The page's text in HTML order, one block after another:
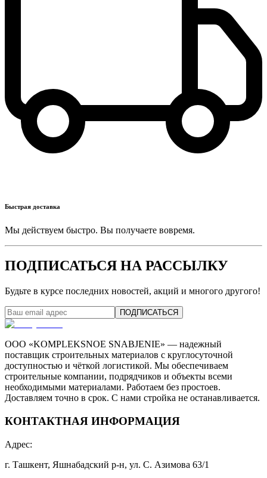
Быстрая доставка
Мы действуем быстро. Вы получаете вовремя.
ПОДПИСАТЬСЯ НА РАССЫЛКУ
Будьте в курсе последних новостей, акций и многого другого!
ПОДПИСАТЬСЯ
ООО «KOMPLEKSNOE SNABJENIE» — надежный
поставщик строительных материалов с круглосуточной
доступностью и чёткой логистикой. Мы обеспечиваем
строительные компании, подрядчиков и объекты всеми
необходимыми материалами. Работаем без простоев.
Доставляем точно в срок. С нами стройка не останавливается.
КОНТАКТНАЯ ИНФОРМАЦИЯ
Адрес:
г. Ташкент, Яшнабадский р-н, ул. С. Азимова 63/1